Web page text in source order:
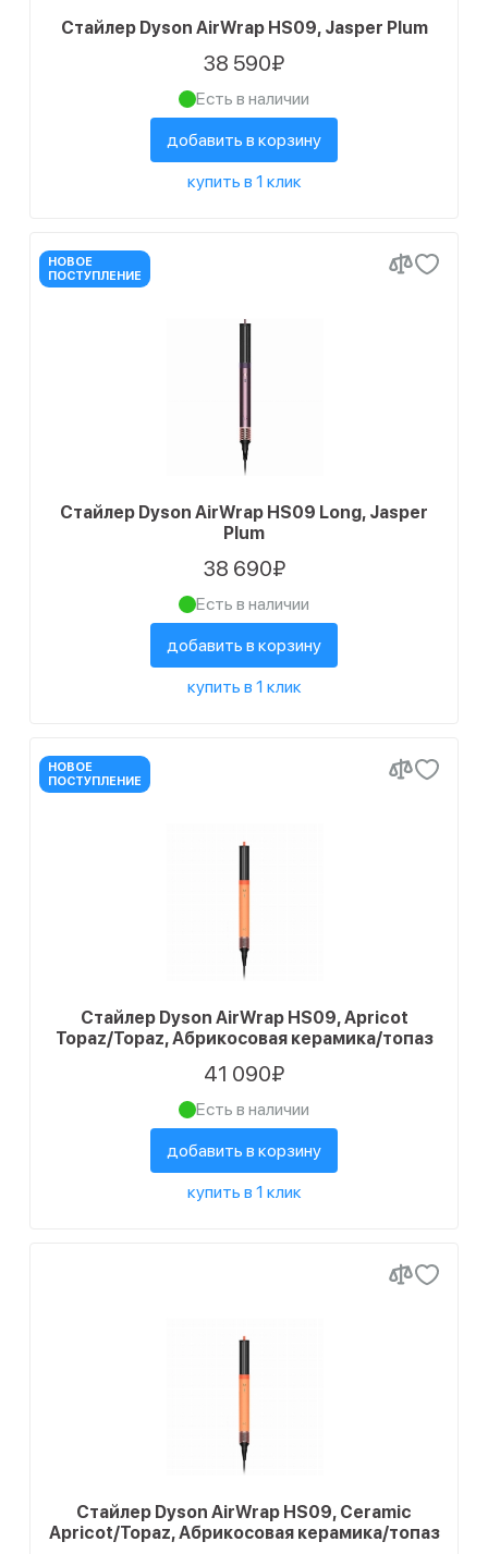
Стайлер Dyson AirWrap HS09, Jasper Plum
38 590₽
Есть в наличии
добавить в корзину
купить в 1 клик
НОВОЕ
ПОСТУПЛЕНИЕ
Стайлер Dyson AirWrap HS09 Long, Jasper
Plum
38 690₽
Есть в наличии
добавить в корзину
купить в 1 клик
НОВОЕ
ПОСТУПЛЕНИЕ
Стайлер Dyson AirWrap HS09, Apricot
Topaz/Topaz, Абрикосовая керамика/топаз
41 090₽
Есть в наличии
добавить в корзину
купить в 1 клик
Стайлер Dyson AirWrap HS09, Ceramic
Apricot/Topaz, Абрикосовая керамика/топаз